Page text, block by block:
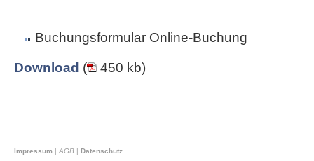
Buchungsformular Online-Buchung
Download ( 450 kb)
Impressum | AGB | Datenschutz